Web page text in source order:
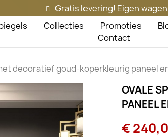
Gratis levering! Eigen
Collecties Promoties
Contact
decoratief goud-koperkleurig paneel
OVALE
PANEEL
€